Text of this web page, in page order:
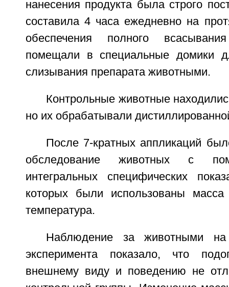
нанесения продукта была строго
составила 4 часа ежедневно на
обеспечения полного
помещали в специальные домики
слизывания препарата животными.
Контрольные животные
но их обрабатывали
После 7-кратных аппликаций
обследование животных с
интегральных специфических
которых были использованы
температура.
Наблюдение за животными на
эксперимента показало, что
внешнему виду и поведению не